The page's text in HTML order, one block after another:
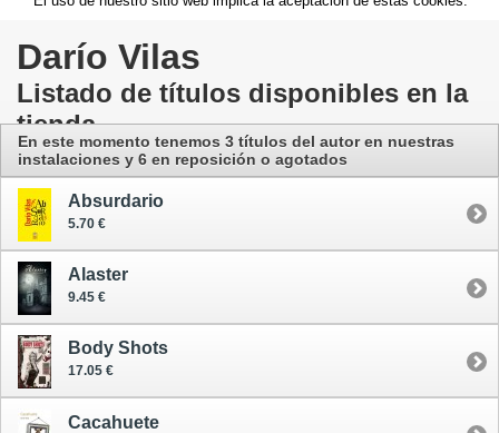
Darío Vilas
Listado de títulos disponibles en la
tienda
En este momento tenemos 3 títulos del autoren nuestras
instalaciones y 6 en reposición o agotados
Absurdario
5.70 €
Alaster
9.45 €
Body Shots
17.05 €
Cacahuete